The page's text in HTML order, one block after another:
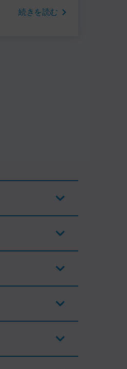
続きを読む